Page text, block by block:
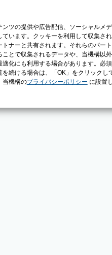
ツの提供や広告配信、ソーシャルメ
います。クッキーを利用して収集さ
ナーと共有されます。それらのパー
とで収集されるデータや、当機構以
化にも利用する場合があります。必
続ける場合は、「OK」をクリック
当機構のプライバシーポリシー に設置